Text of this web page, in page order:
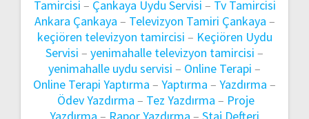
Tamircisi – Çankaya Uydu Servisi – Tv Tamircisi
Ankara Çankaya – Televizyon Tamiri Çankaya –
keçiören televizyon tamircisi – Keçiören Uydu
Servisi – yenimahalle televizyon tamircisi –
yenimahalle uydu servisi – Online Terapi –
Online Terapi Yaptırma – Yaptırma – Yazdırma –
Ödev Yazdırma – Tez Yazdırma – Proje
Yazdırma – Rapor Yazdırma – Staj Defteri